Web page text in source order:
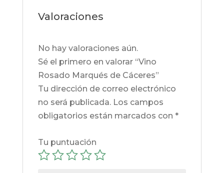
Valoraciones
No hay valoraciones aún.
Sé el primero en valorar “Vino
Rosado Marqués de Cáceres”
Tu dirección de correo electrónico
no será publicada. Los campos
obligatorios están marcados con *
Tu puntuación